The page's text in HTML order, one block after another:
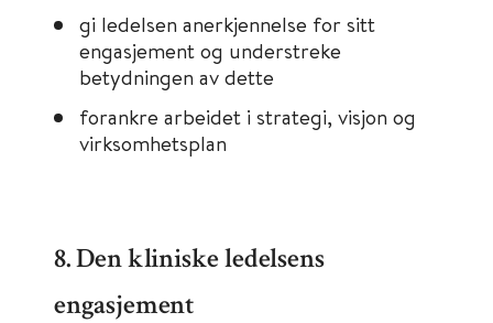
gi ledelsen anerkjennelse for sitt
engasjement og understreke
betydningen av dette
forankre arbeidet i strategi, visjon og
virksomhetsplan
8. Den kliniske ledelsens
engasjement